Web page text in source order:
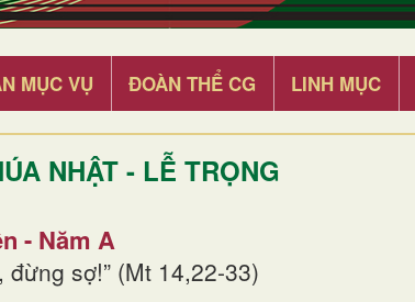
MỤC VỤ ĐOÀN THỂ CG LINH MỤC
NHẬT - LỄ TRỌNG
- Năm A
sợ!” (Mt 14,22-33)